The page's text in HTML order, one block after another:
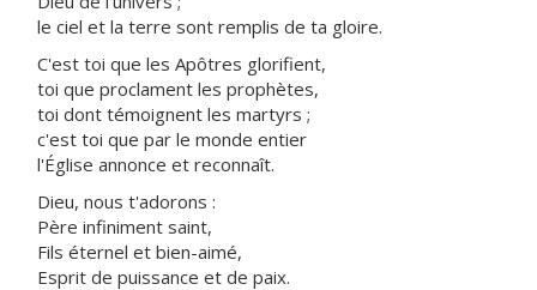
le ciel et la terre sont remplis de ta gloire.
C'est toi que les Apôtres glorifient,
toi que proclament les prophètes,
toi dont témoignent les martyrs ;
c'est toi que par le monde entier
l'Église annonce et reconnaît.
Dieu, nous t'adorons :
Père infiniment saint,
Fils éternel et bien-aimé,
Esprit de puissance et de paix.